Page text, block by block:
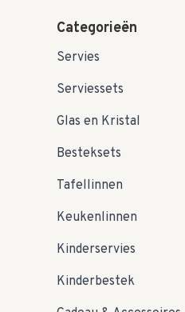
Categorieën
Servies
Serviessets
Glas en Kristal
Besteksets
Tafellinnen
Keukenlinnen
Kinderservies
Kinderbestek